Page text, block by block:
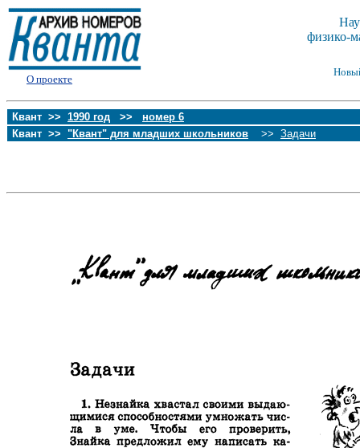
О проекте
физико-
Квант >> 1990 год >> номер 6
Квант >> "Квант" для младших школьников >> Задачи